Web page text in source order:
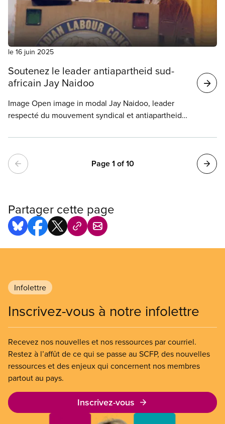
le 16 juin 2025
Soutenez le leader antiapartheid sud-
africain Jay Naidoo
Image Open image in modal Jay Naidoo, leader
respecté du mouvement syndical et antiapartheid,
lui délivrer un visa, même s’il possède avec sa
femme une maison au Québec, où habite
également sa famille. Agissez et dites au premier
ministre Mark Carney et aux député(e)s d’accorder
Pagination Page 1 of 10
Partager cette page
Infolettre
Inscrivez-vous à notre infolettre
Recevez nos nouvelles et nos ressources par courriel.
Restez à l’affût de ce qui se passe au SCFP, des nouvelles
ressources et des enjeux qui concernent nos membres
partout au pays.
Inscrivez-vous